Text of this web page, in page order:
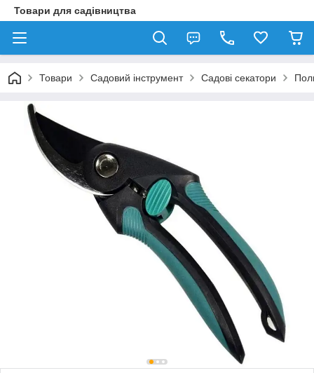
Товари для садівництва
Товари Садовий інструмент Садові секатори